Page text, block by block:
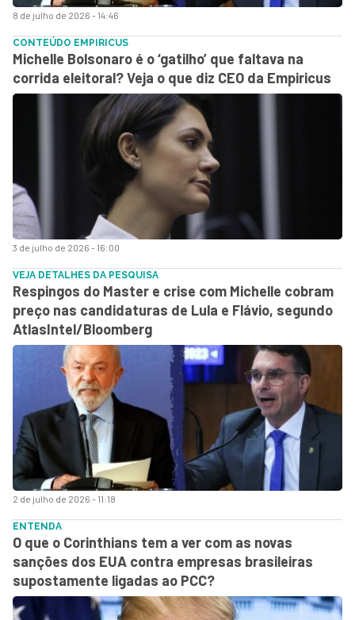
8 de julho de 2026 - 14:46
3 de julho de 2026 - 16:00
CONTEÚDO EMPIRICUS
Michelle Bolsonaro é o ‘gatilho’ que faltava na
corrida eleitoral? Veja o que diz CEO da Empiricus
2 de julho de 2026 - 11:18
VEJA DETALHES DA PESQUISA
Respingos do Master e crise com Michelle cobram
preço nas candidaturas de Lula e Flávio, segundo
AtlasIntel/Bloomberg
ENTENDA
O que o Corinthians tem a ver com as novas
sanções dos EUA contra empresas brasileiras
supostamente ligadas ao PCC?